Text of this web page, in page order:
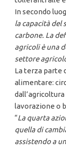
In secondo
la capacità del
carbone. La
agricoli è una
settore
La terza parte
alimentare:
lavorazione o
“La quarta
quella di
assistendo a